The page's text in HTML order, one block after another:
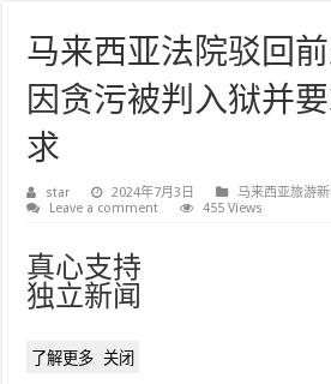
马来西亚法院驳回
因贪污被判入狱并
求
star 2024年7月3日
马来西亚旅游新
Leave a comment
455 Views
真心支持
独立新闻
了解更多 关闭